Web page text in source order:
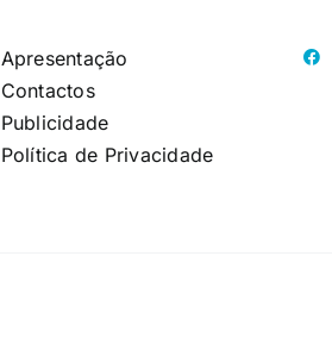
Apresentação
Contactos
Publicidade
Política de Privacidade